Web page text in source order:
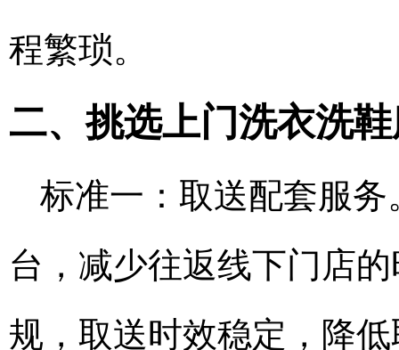
程繁琐。
二、挑选上门洗衣洗
标准一：取送配套服
台，减少往返线下门店
规，取送时效稳定，降